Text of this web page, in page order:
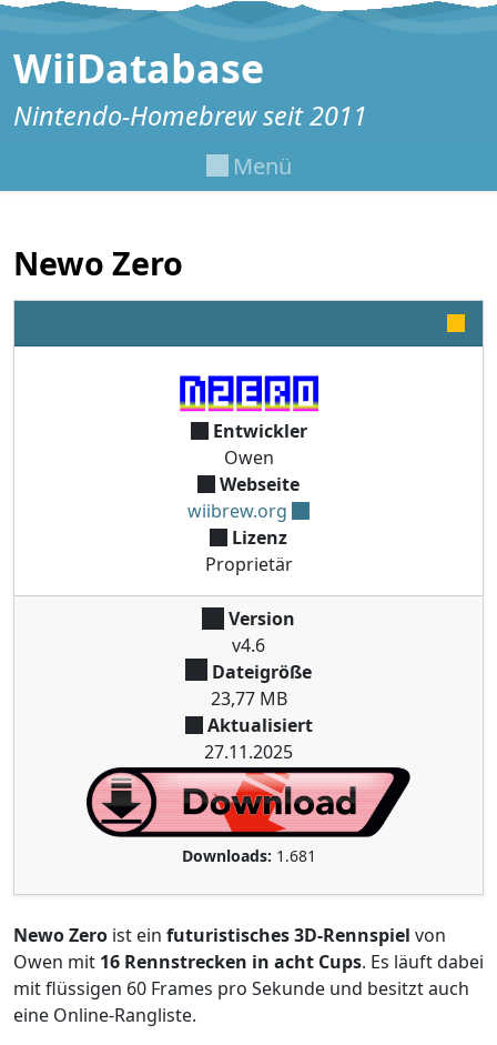
Zum Inhalt springen
WiiDatabase
Nintendo-Homebrew seit 2011
Menü
Newo Zero
Entwickler
Owen
Webseite
wiibrew.org
Lizenz
Proprietär
Version
v4.6
Dateigröße
23,77 MB
Aktualisiert
27.11.2025
Downloads: 1.681
Newo Zero ist ein futuristisches 3D-Rennspiel von
Owen mit 16 Rennstrecken in acht Cups. Es läuft dabei
mit flüssigen 60 Frames pro Sekunde und besitzt auch
eine Online-Rangliste.